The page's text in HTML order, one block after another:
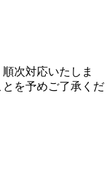
次対応いたしま
を予めご了承くだ